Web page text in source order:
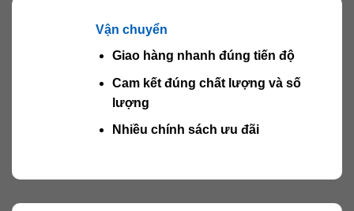
Vận chuyển
Giao hàng nhanh đúng tiến độ
Cam kết đúng chất lượng và số
lượng
Nhiều chính sách ưu đãi